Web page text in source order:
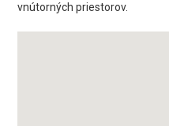
vnútorných priestorov.